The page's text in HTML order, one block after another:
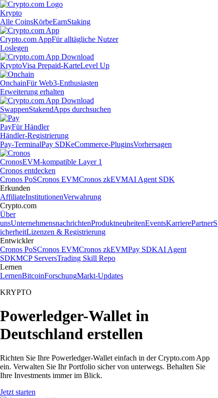
Krypto
Alle CoinsKörbeEarnStaking
Crypto.com AppFür alltägliche Nutzer
Loslegen
KryptoVisa Prepaid-KarteLevel Up
OnchainFür Web3-Enthusiasten
Erweiterung erhalten
SwappenStakendApps durchsuchen
PayFür Händler
Händler-Registrierung
Pay-TerminalPay SDKeCommerce-PluginsVorhersagen
CronosEVM-kompatible Layer 1
Cronos entdecken
Cronos PoSCronos EVMCronos zkEVMAI Agent SDK
Erkunden
AffiliateInstitutionenVerwahrung
Crypto.com
Über
unsUnternehmensnachrichtenProduktneuheitenEventsKarrierePartnerS
icherheitLizenzen & Registrierung
Entwickler
Cronos PoSCronos EVMCronos zkEVMPay SDKAI Agent
SDKMCP ServersTrading Skill Repo
Lernen
LernenBitcoinForschungMarkt-Updates
KRYPTO
Powerledger-Wallet in
Deutschland erstellen
Richten Sie Ihre Powerledger-Wallet einfach in der Crypto.com App
ein. Verwalten Sie Ihr Portfolio sicher von unterwegs. Behalten Sie
Ihre Investments immer im Blick.
Jetzt starten